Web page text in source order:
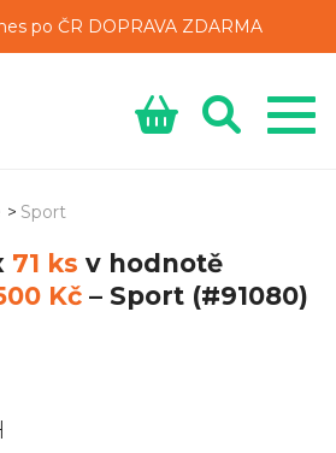
po ČR DOPRAVA ZDARMA
> Sport
71 ks v hodnotě
Kč – Sport (#91080)